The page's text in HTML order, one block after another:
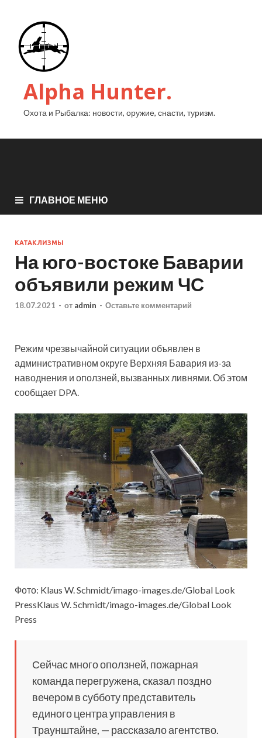
Alpha Hunter.
Охота и Рыбалка: новости, оружие, снасти, туризм.
ГЛАВНОЕ МЕНЮ
КАТАКЛИЗМЫ
На юго-востоке Баварии
объявили режим ЧС
18.07.2021 - от admin - Оставьте комментарий
Режим чрезвычайной ситуации объявлен в
административном округе Верхняя Бавария из-за
наводнения и оползней, вызванных ливнями. Об этом
сообщает DPA.
Фото: Klaus W. Schmidt/imago-images.de/Global Look
PressKlaus W. Schmidt/imago-images.de/Global Look
Press
Сейчас много оползней, пожарная
команда перегружена,сказал поздно
вечером в субботу представитель
единого центра управления в
Траунштайне, — рассказало агентство.